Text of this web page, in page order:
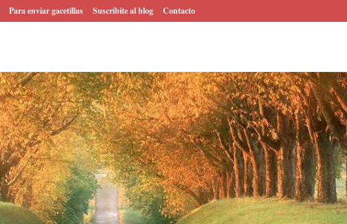
Para enviar gacetillas Suscribite al blog Contacto